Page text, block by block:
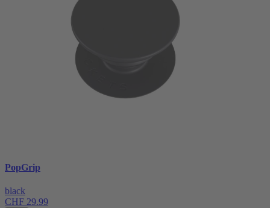
PopGrip
black
CHF 29.99